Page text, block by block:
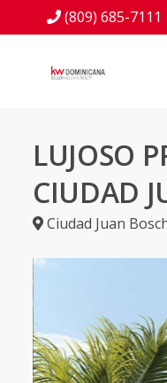
(809) 685-7111
LUJOSO
CIUDAD
Ciudad Juan